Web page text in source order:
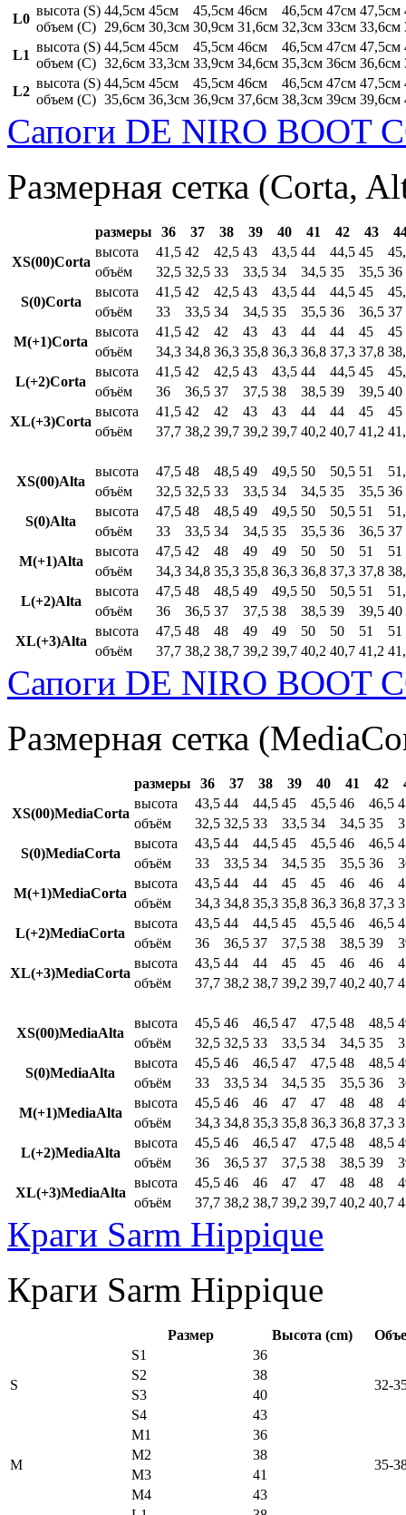
L0
высота (S)
объем (C)
44,5см
29,6см
45см
30,3см
45,5см
30,9см
46см
31,6см
46,5см
32,3см
47см
33см
47,5см
33,6см
L1
высота (S)
объем (C)
44,5см
32,6см
45см
33,3см
45,5см
33,9см
46см
34,6см
46,5см
35,3см
47см
36см
47,5см
36,6см
L2
высота (S)
объем (C)
44,5см
35,6см
45см
36,3см
45,5см
36,9см
46см
37,6см
46,5см
38,3см
47см
39см
47,5см
39,6см
Сапоги DE NIRO BOOT
Размерная сетка (Corta,
размеры 36 37 38 39 40 41 42 43
XS(00)Corta
высота 41,5 42 42,5 43 43,5 44 44,5 45
объём
32,5 32,5 33 33,5 34 34,5 35 35,5 36
S(0)Corta
высота 41,5 42 42,5 43 43,5 44 44,5 45
объём
33 33,5 34 34,5 35 35,5 36 36,5 37
M(+1)Corta
высота 41,5 42 42 43 43 44 44 45
45
объём
34,3 34,8 36,3 35,8 36,3 36,8 37,3 37,8
L(+2)Corta
высота 41,5 42 42,5 43 43,5 44 44,5 45
объём
36 36,5 37 37,5 38 38,5 39 39,5 40
XL(+3)Corta
высота 41,5 42 42 43 43 44 44 45
45
объём
37,7 38,2 39,7 39,2 39,7 40,2 40,7 41,2
XS(00)Alta
высота 47,5 48 48,5 49 49,5 50 50,5 51
объём
32,5 32,5 33 33,5 34 34,5 35 35,5 36
S(0)Alta
высота 47,5 48 48,5 49 49,5 50 50,5 51
объём
33 33,5 34 34,5 35 35,5 36 36,5 37
M(+1)Alta
высота 47,5 42 48 49 49 50 50 51
51
объём
34,3 34,8 35,3 35,8 36,3 36,8 37,3 37,8
L(+2)Alta
высота 47,5 48 48,5 49 49,5 50 50,5 51
объём
36 36,5 37 37,5 38 38,5 39 39,5 40
XL(+3)Alta
высота 47,5 48 48 49 49 50 50 51
51
объём
37,7 38,2 38,7 39,2 39,7 40,2 40,7 41,2
Сапоги DE NIRO BOOT
Размерная сетка
размеры 36 37 38 39 40 41 42
XS(00)MediaCorta
высота 43,5 44 44,5 45 45,5 46 46,5
объём
32,5 32,5 33 33,5 34 34,5 35
S(0)MediaCorta
высота 43,5 44 44,5 45 45,5 46 46,5
объём
33 33,5 34 34,5 35 35,5 36
M(+1)MediaCorta
высота 43,5 44 44 45 45 46 46
объём
34,3 34,8 35,3 35,8 36,3 36,8 37,3
L(+2)MediaCorta
высота 43,5 44 44,5 45 45,5 46 46,5
объём
36 36,5 37 37,5 38 38,5 39
XL(+3)MediaCorta
высота 43,5 44 44 45 45 46 46
объём
37,7 38,2 38,7 39,2 39,7 40,2 40,7
XS(00)MediaAlta
высота 45,5 46 46,5 47 47,5 48 48,5
объём
32,5 32,5 33 33,5 34 34,5 35
S(0)MediaAlta
высота 45,5 46 46,5 47 47,5 48 48,5
объём
33 33,5 34 34,5 35 35,5 36
M(+1)MediaAlta
высота 45,5 46 46 47 47 48 48
объём
34,3 34,8 35,3 35,8 36,3 36,8 37,3
L(+2)MediaAlta
высота 45,5 46 46,5 47 47,5 48 48,5
объём
36 36,5 37 37,5 38 38,5 39
XL(+3)MediaAlta
высота 45,5 46 46 47 47 48 48
объём
37,7 38,2 38,7 39,2 39,7 40,2 40,7
Краги Sarm Hippique
Краги Sarm Hippique
Размер Высота (cm)
S
S1
36
32-
S2
38
S3
40
S4
43
M
M1
36
35-
M2
38
M3
41
M4
43